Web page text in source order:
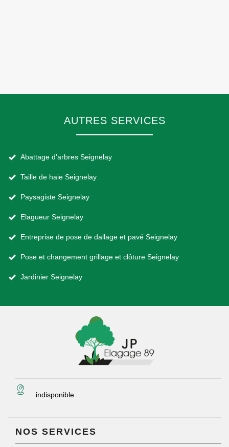
AUTRES SERVICES
Abattage d'arbres Seignelay
Taille de haie Seignelay
Paysagiste Seignelay
Elagueur Seignelay
Entreprise de pose de dallage et pavé Seignelay
Pose et changement grillage et clôture Seignelay
Jardinier Seignelay
indisponible
NOS SERVICES